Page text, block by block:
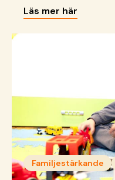
Läs mer här
Familjestärkande